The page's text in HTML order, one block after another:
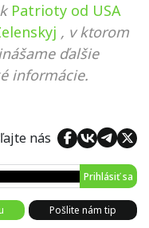
Patrioty od USA
, v ktorom
ďalšie
informácie.
nás
Prihlásiť sa
Pošlite nám tip